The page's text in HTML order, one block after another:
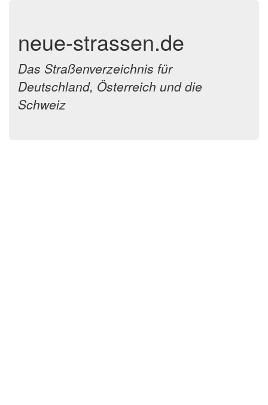
neue-strassen.de
Das Straßenverzeichnis für
Deutschland, Österreich und die
Schweiz